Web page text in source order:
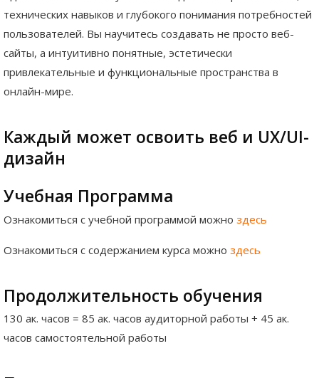
технических навыков и глубокого понимания потребностей
пользователей. Вы научитесь создавать не просто веб-
сайты, а интуитивно понятные, эстетически
привлекательные и функциональные пространства в
онлайн-мире.
Каждый может освоить веб и UX/UI-
дизайн
Учебная Программа
Ознакомиться с учебной программой можно здесь
Ознакомиться с содержанием курса можно здесь
Продолжительность обучения
130 aк. часов = 85 ак. часов аудиторной работы + 45 ак.
часов самостоятельной работы